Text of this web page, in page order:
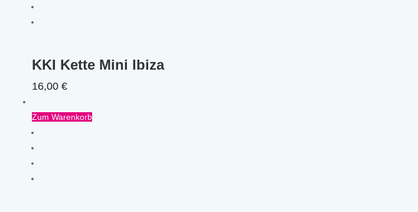
KKI Kette Mini Ibiza
16,00€
Zum Warenkorb